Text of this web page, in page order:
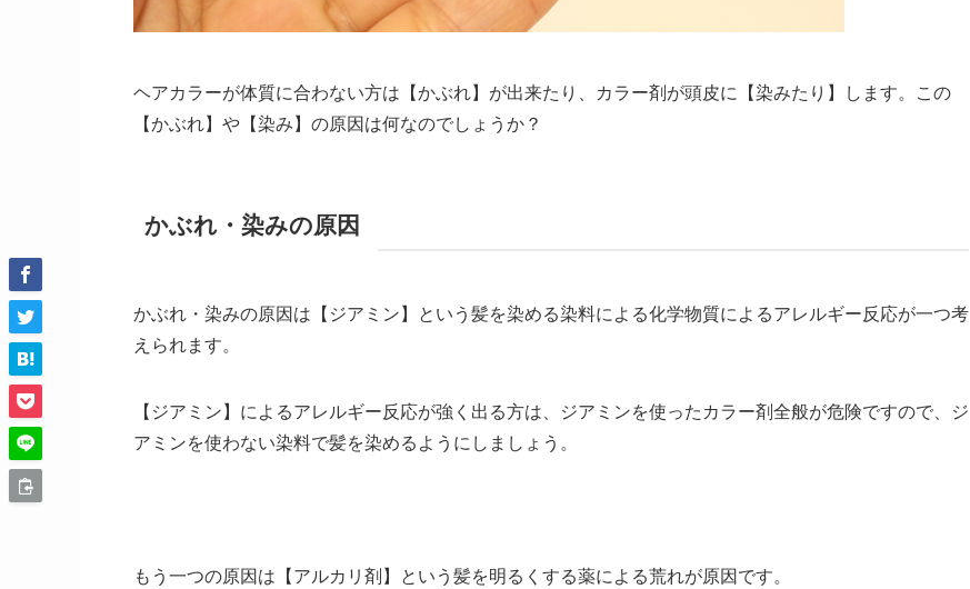
ヘアカラーが体質に合わない方は【かぶれ】が出来たり、カラー剤が頭皮に【染みたり】します。この
【かぶれ】や【染み】の原因は何なのでしょうか？
かぶれ・染みの原因
かぶれ・染みの原因は【ジアミン】という髪を染める染料による化学物質によるアレルギー反応が一つ考
えられます。
【ジアミン】によるアレルギー反応が強く出る方は、ジアミンを使ったカラー剤全般が危険ですので、ジ
アミンを使わない染料で髪を染めるようにしましょう。
もう一つの原因は【アルカリ剤】という髪を明るくする薬による荒れが原因です。